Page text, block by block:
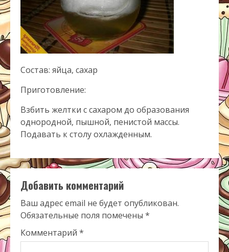
Состав: яйца, сахар
Приготовление:
Взбить желтки с сахаром до образования
однородной, пышной, пенистой массы.
Подавать к столу охлажденным.
Добавить комментарий
Ваш адрес email не будет опубликован.
Обязательные поля помечены *
Комментарий *